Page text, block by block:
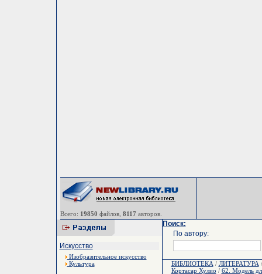
Всего: 19850 файлов, 8117 авторов.
Искусство
Изобразительное искусство
Культура
Поиск:
По автору:
БИБЛИОТЕКА / ЛИТЕРАТУРА
Кортасар Хулио / 62. Модель